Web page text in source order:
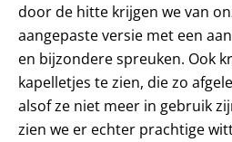
door de hitte krijgen we van
aangepaste versie met een
en bijzondere spreuken. Ook
kapelletjes te zien, die zo
alsof ze niet meer in gebruik
zien we er echter prachtige